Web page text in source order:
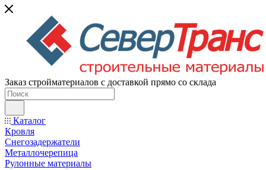
Заказ стройматериалов с доставкой прямо со склада
Каталог
Кровля
Снегозадержатели
Металлочерепица
Рулонные материалы